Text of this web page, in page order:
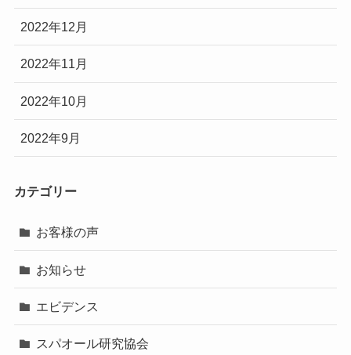
2022年12月
2022年11月
2022年10月
2022年9月
カテゴリー
お客様の声
お知らせ
エビデンス
スパオール研究協会